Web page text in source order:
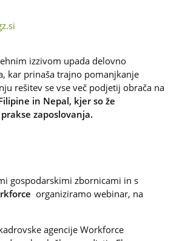
izzivom upada delovno
kar prinaša trajno pomanjkanje
rešitev se vse več podjetij obrača na
in Nepal, kjer so že
zaposlovanja.
gospodarskimi zbornicami in s
organiziramo webinar, na
agencije Workforce